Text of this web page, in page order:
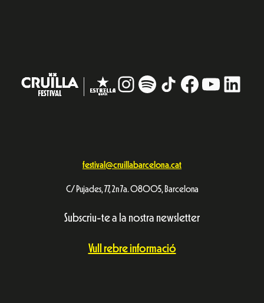
Instagram
# TikTokFacebook
festival@cruillabarcelona.cat
C/ Pujades, 77, 2n 7a. 08005, Barcelona
Subscriu-te a la nostra newsletter
Vull rebre informació